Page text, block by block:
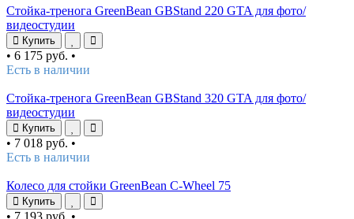
Стойка-тренога GreenBean GBStand 220 GTA для фото/
видеостудии
Купить
• 6 175 руб. •
Есть в наличии
Стойка-тренога GreenBean GBStand 320 GTA для фото/
видеостудии
Купить
• 7 018 руб. •
Есть в наличии
Колесо для стойки GreenBean C-Wheel 75
Купить
• 7 193 руб. •